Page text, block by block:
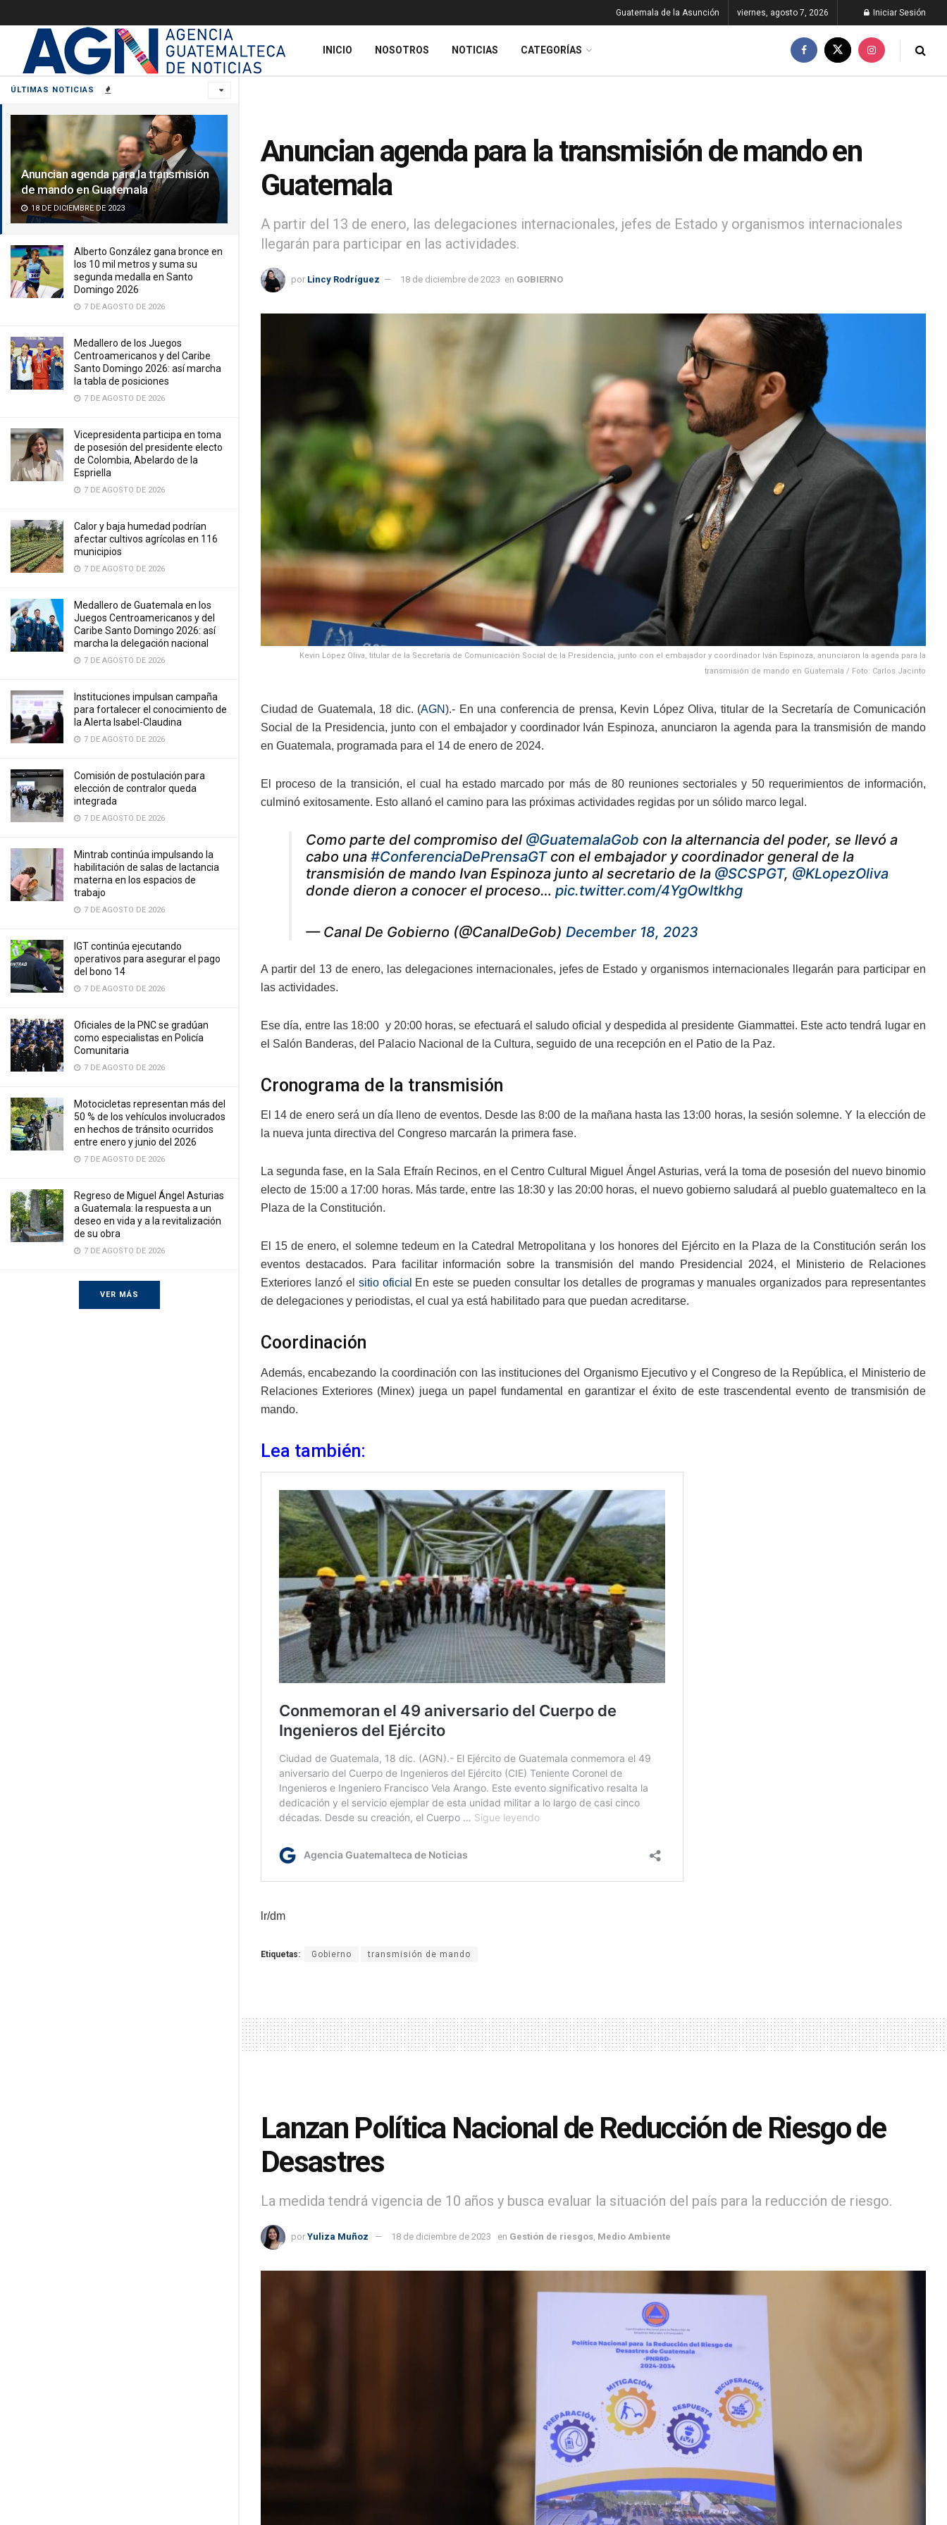
ÚLTIMAS NOTICIAS
Anuncian agenda para la transmisión
de mando en Guatemala
18 DE DICIEMBRE DE 2023
Alberto González gana bronce en
los 10 mil metros y suma su
segunda medalla en Santo
Domingo 2026
7 DE AGOSTO DE 2026
Medallero de los Juegos
Centroamericanos y del Caribe
Santo Domingo 2026: así marcha
la tabla de posiciones
7 DE AGOSTO DE 2026
Vicepresidenta participa en toma
de posesión del presidente electo
de Colombia, Abelardo de la
Espriella
7 DE AGOSTO DE 2026
Calor y baja humedad podrían
afectar cultivos agrícolas en 116
municipios
7 DE AGOSTO DE 2026
Medallero de Guatemala en los
Juegos Centroamericanos y del
Caribe Santo Domingo 2026: así
marcha la delegación nacional
7 DE AGOSTO DE 2026
Instituciones impulsan campaña
para fortalecer el conocimiento de
la Alerta Isabel-Claudina
7 DE AGOSTO DE 2026
Comisión de postulación para
elección de contralor queda
integrada
7 DE AGOSTO DE 2026
Mintrab continúa impulsando la
habilitación de salas de lactancia
materna en los espacios de
trabajo
7 DE AGOSTO DE 2026
IGT continúa ejecutando
operativos para asegurar el pago
del bono 14
7 DE AGOSTO DE 2026
Oficiales de la PNC se gradúan
como especialistas en Policía
Comunitaria
7 DE AGOSTO DE 2026
Motocicletas representan más del
50 % de los vehículos involucrados
en hechos de tránsito ocurridos
entre enero y junio del 2026
7 DE AGOSTO DE 2026
Regreso de Miguel Ángel Asturias
a Guatemala: la respuesta a un
deseo en vida y a la revitalización
de su obra
7 DE AGOSTO DE 2026
VER MÁS
Guatemala de la Asunción viernes, agosto 7, 2026 Iniciar Sesión
INICIO NOSOTROS NOTICIAS CATEGORÍAS
Anuncian agenda para la transmisión de mando en
Guatemala
A partir del 13 de enero, las delegaciones internacionales, jefes de Estado y organismos internacionales
llegarán para participar en las actividades.
por Lincy Rodríguez 18 de diciembre de 2023 en GOBIERNO
Kevin López Oliva, titular de la Secretaría de Comunicación Social de la Presidencia, junto con el embajador y coordinador Iván Espinoza, anunciaron la agenda para la
transmisión de mando en Guatemala / Foto: Carlos Jacinto
Ciudad de Guatemala, 18 dic. (AGN).- En una conferencia de prensa, Kevin López Oliva, titular de la Secretaría de Comunicación
Social de la Presidencia, junto con el embajador y coordinador Iván Espinoza, anunciaron la agenda para la transmisión de mando
en Guatemala, programada para el 14 de enero de 2024.
El proceso de la transición, el cual ha estado marcado por más de 80 reuniones sectoriales y 50 requerimientos de información,
culminó exitosamente. Esto allanó el camino para las próximas actividades regidas por un sólido marco legal.
Como parte del compromiso del @GuatemalaGob con la alternancia del poder, se llevó a
cabo una #ConferenciaDePrensaGTcon el embajador y coordinador general de la
transmisión de mando Ivan Espinoza junto al secretario de la @SCSPGT, @KLopezOliva
donde dieron a conocer el proceso… pic.twitter.com/4YgOwltkhg
— Canal De Gobierno (@CanalDeGob) December 18, 2023
A partir del 13 de enero, las delegaciones internacionales, jefes de Estado y organismos internacionales llegarán para participar en
las actividades.
Ese día, entre las 18:00 y 20:00 horas, se efectuará el saludo oficial y despedida al presidente Giammattei. Este acto tendrá lugar en
el Salón Banderas, del Palacio Nacional de la Cultura, seguido de una recepción en el Patio de la Paz.
Cronograma de la transmisión
El 14 de enero será un día lleno de eventos. Desde las 8:00 de la mañana hasta las 13:00 horas, la sesión solemne. Y la elección de
la nueva junta directiva del Congreso marcarán la primera fase.
La segunda fase, en la Sala Efraín Recinos, en el Centro Cultural Miguel Ángel Asturias, verá la toma de posesión del nuevo binomio
electo de 15:00 a 17:00 horas. Más tarde, entre las 18:30 y las 20:00 horas, el nuevo gobierno saludará al pueblo guatemalteco en la
Plaza de la Constitución.
El 15 de enero, el solemne tedeum en la Catedral Metropolitana y los honores del Ejército en la Plaza de la Constitución serán los
eventos destacados. Para facilitar información sobre la transmisión del mando Presidencial 2024, el Ministerio de Relaciones
Exteriores lanzó el sitio oficial
En este se pueden consultar los detalles de programas y manuales organizados para representantes
de delegaciones y periodistas, el cual ya está habilitado para que puedan acreditarse.
Coordinación
Además, encabezando la coordinación con las instituciones del Organismo Ejecutivo y el Congreso de la República, el Ministerio de
Relaciones Exteriores (Minex) juega un papel fundamental en garantizar el éxito de este trascendental evento de transmisión de
mando.
Lea también:
lr/dm
Etiquetas: Gobierno transmisión de mando
Lanzan Política Nacional de Reducción de Riesgo de
Desastres
La medida tendrá vigencia de 10 años y busca evaluar la situación del país para la reducción de riesgo.
por Yuliza Muñoz 18 de diciembre de 2023 en Gestión de riesgos, Medio Ambiente